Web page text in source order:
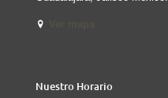
Nuestro Horario